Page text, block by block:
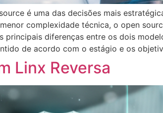
é uma das decisões mais
complexidade técnica, o open
diferenças entre os dois
de acordo com o estágio e os
Linx Reversa